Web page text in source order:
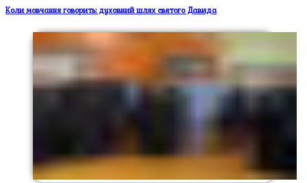
Коли мовчання говорить: духовний шлях святого Давида